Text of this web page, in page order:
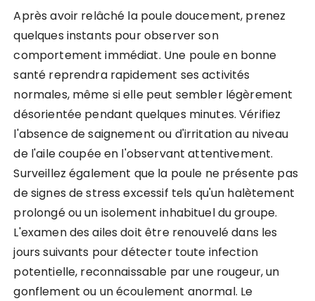
Après avoir relâché la poule doucement, prenez
quelques instants pour observer son
comportement immédiat. Une poule en bonne
santé reprendra rapidement ses activités
normales, même si elle peut sembler légèrement
désorientée pendant quelques minutes. Vérifiez
l'absence de saignement ou d'irritation au niveau
de l'aile coupée en l'observant attentivement.
Surveillez également que la poule ne présente pas
de signes de stress excessif tels qu'un halètement
prolongé ou un isolement inhabituel du groupe.
L'examen des ailes doit être renouvelé dans les
jours suivants pour détecter toute infection
potentielle, reconnaissable par une rougeur, un
gonflement ou un écoulement anormal. Le